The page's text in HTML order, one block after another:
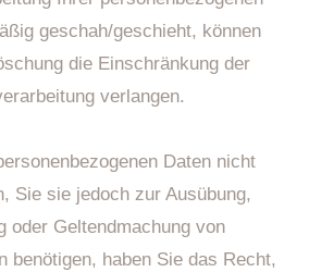
geschah/geschieht, können
die Einschränkung der
verlangen.
Daten nicht
Sie sie jedoch zur Ausübung,
oder Geltendmachung von
benötigen, haben Sie das Recht,